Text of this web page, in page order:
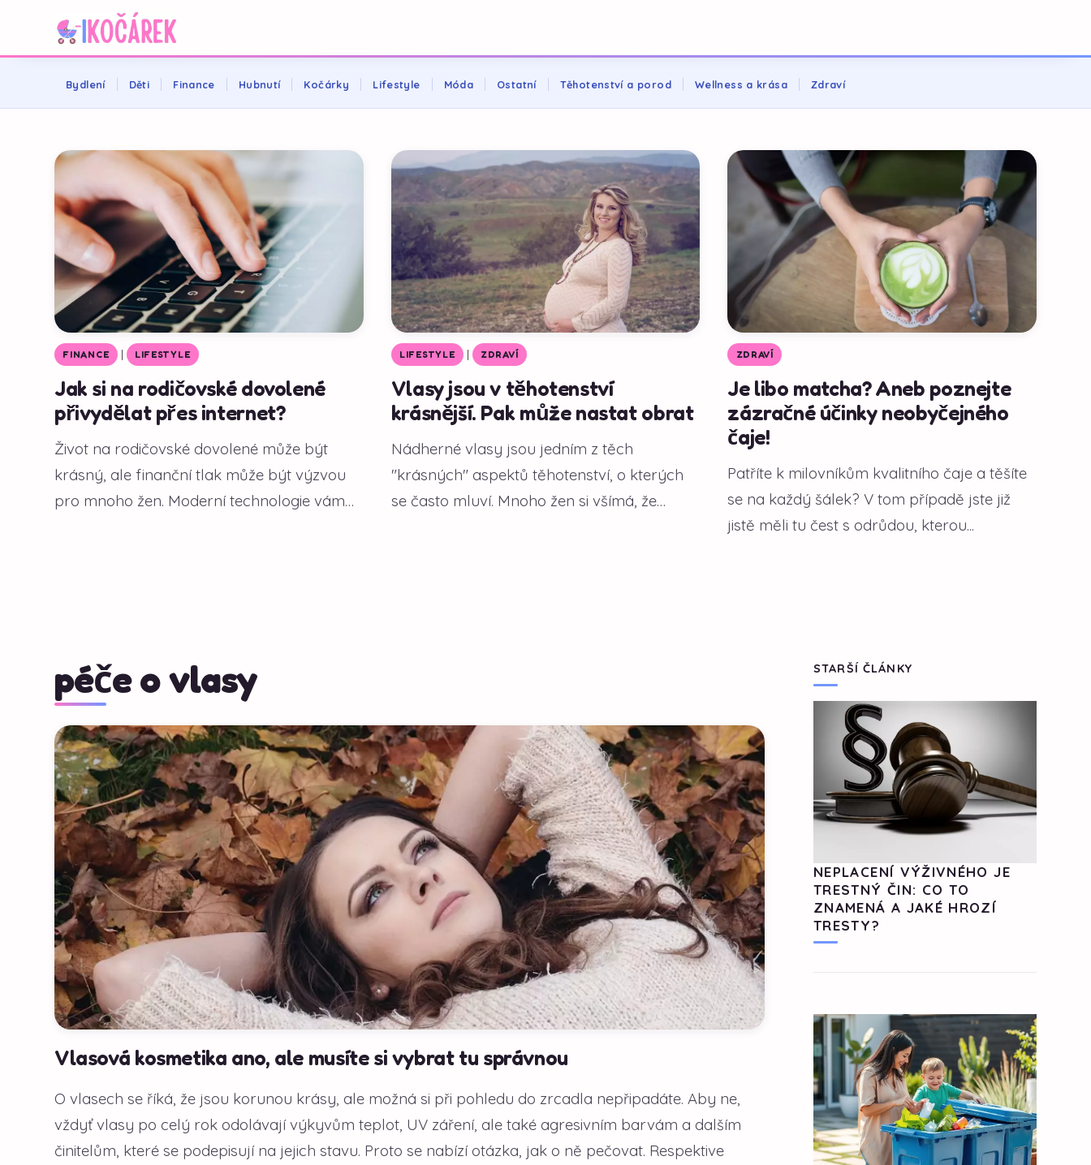
Bydlení Děti Finance Hubnutí Kočárky Lifestyle Móda Ostatní Těhotenství a porod Wellness a krása Zdraví
Jak si na rodičovské dovolené
přivydělat přes internet?
Život na rodičovské dovolené může být
krásný, ale finanční tlak může být výzvou
pro mnoho žen. Moderní technologie vám
FINANCE | LIFESTYLE
Vlasy jsou v těhotenství
krásnější. Pak může nastat obrat
Nádherné vlasy jsou jedním z těch
"krásných" aspektů těhotenství, o kterých
se často mluví. Mnoho žen si všímá, že
LIFESTYLE | ZDRAVÍ
Je libo matcha? Aneb poznejte
zázračné účinky neobyčejného
čaje!
Patříte k milovníkům kvalitního čaje a těšíte
se na každý šálek? V tom případě jste již
jistě měli tu čest s odrůdou, kterou...
ZDRAVÍ
péče o vlasy
Vlasová kosmetika ano, ale musíte si vybrat tu správnou
O vlasech se říká, že jsou korunou krásy, ale možná si při pohledu do zrcadla nepřipadáte. Aby ne,
vždyť vlasy po celý rok odolávají výkyvům teplot, UV záření, ale také agresivním barvám a dalším
činitelům, které se podepisují na jejich stavu. Proto se nabízí otázka, jak o ně pečovat. Respektive
STARŠÍ ČLÁNKY
NEPLACENÍ VÝŽIVNÉHO JE
TRESTNÝ ČIN: CO TO
ZNAMENÁ A JAKÉ HROZÍ
TRESTY?